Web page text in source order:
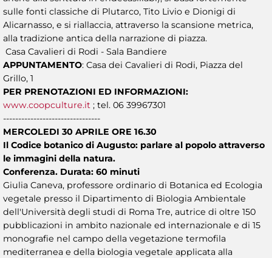
sulle fonti classiche di Plutarco, Tito Livio e Dionigi di
Alicarnasso, e si riallaccia, attraverso la scansione metrica,
alla tradizione antica della narrazione di piazza.
Casa Cavalieri di Rodi - Sala Bandiere
APPUNTAMENTO: Casa dei Cavalieri di Rodi, Piazza del
Grillo, 1
PER PRENOTAZIONI ED INFORMAZIONI:
www.coopculture.it ; tel. 06 39967301
--------------------------------
MERCOLEDI 30 APRILE ORE 16.30
Il Codice botanico di Augusto: parlare al popolo attraverso
le immagini della natura.
Conferenza. Durata: 60 minuti
Giulia Caneva, professore ordinario di Botanica ed Ecologia
vegetale presso il Dipartimento di Biologia Ambientale
dell'Università degli studi di Roma Tre, autrice di oltre 150
pubblicazioni in ambito nazionale ed internazionale e di 15
monografie nel campo della vegetazione termofila
mediterranea e della biologia vegetale applicata alla